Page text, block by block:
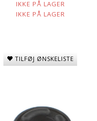
IKKE PÅ LAGER
IKKE PÅ LAGER
TILFØJ ØNSKELISTE